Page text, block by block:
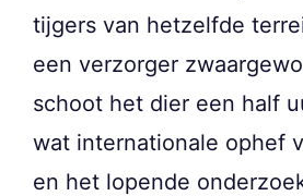
tijgers van hetzelfde
een verzorger
schoot het dier een half
wat internationale ophef
en het lopende